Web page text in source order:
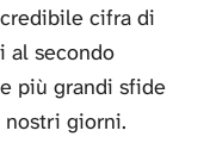
cifra di
al secondo
più grandi sfide
giorni.